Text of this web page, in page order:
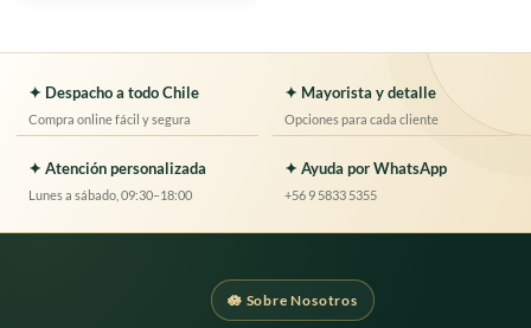
✦ Despacho a todo Chile
Compra online fácil y segura
✦ Mayorista y detalle
Opciones para cada cliente
✦ Atención personalizada
Lunes a sábado, 09:30–18:00
✦ Ayuda por WhatsApp
+56 9 5833 5355
🪷 Sobre Nosotros